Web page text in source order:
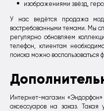
изображениями звёзд,
У нас ведётся продажа
востребованными темами. Мы
регулярно обновляем
телефон, клиентам
поиска можно воспользоваться
Интернет-магазин «Эндорфон»
аксессуаров на заказ. Такая